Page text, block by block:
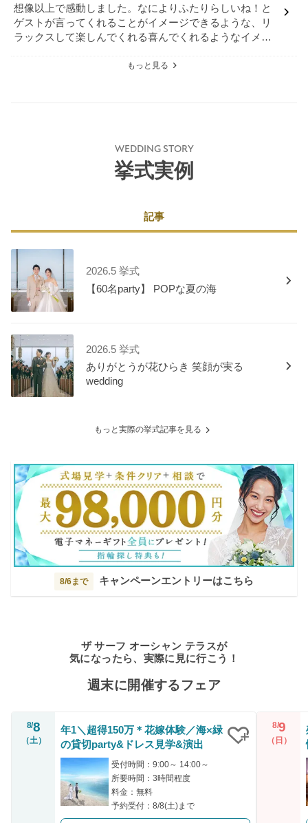
想像以上で感動しました。なによりふたりらしいね！と
ゲストが言ってくれることがイメージできるような、リ
ラックスして楽しんでくれる喜んでくれるようなイメー
もっと見る
WEDDING STORY
挙式実例
記事
2026.5 挙式
【60名party】 POPな夏の海
2026.5 挙式
ありがとうが花ひらき 笑顔が実る
wedding
もっと実際の挙式記事を見る
8/6まで キャンペーンエントリーはこちら
ザ サーフ オーシャン テラスが
気になったら、実際に見に行こう！
週末に開催するフェア
8/8
（土）
年1＼超得150万＊花嫁体験／海×緑
の貸切party&ドレス見学&演出
受付時間：9:00～ 14:00～
所要時間：3時間程度
料金：無料
予約受付：8/8(土)まで
8/9
（日）